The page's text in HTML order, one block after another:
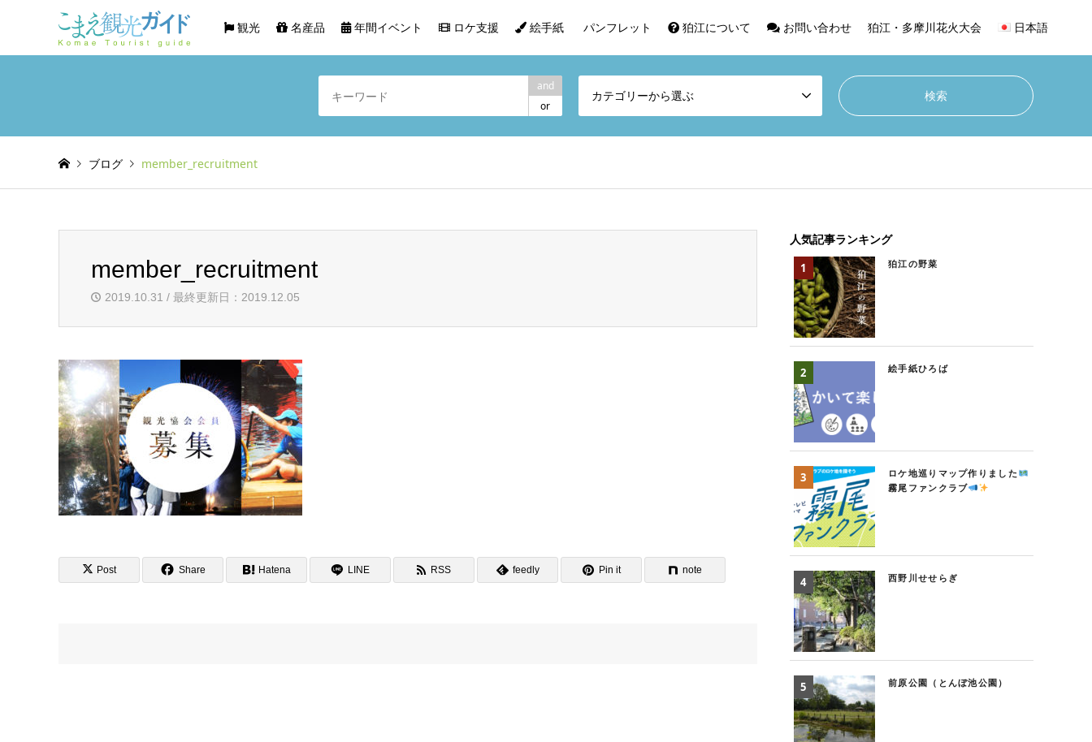
観光 名産品 年間イベント ロケ支援 絵手紙 パンフレット 狛江について お問い合わせ 狛江・多摩川花火大会 日本語
and
or
カテゴリーから選ぶ
ブログ member_recruitment
member_recruitment
2019.10.31 / 最終更新日：2019.12.05
Post Share Hatena LINE RSS feedly Pin it note
人気記事ランキング
狛江の野菜
絵手紙ひろば
ロケ地巡りマップ作りました
霧尾ファンクラブ
西野川せせらぎ
前原公園（とんぼ池公園）